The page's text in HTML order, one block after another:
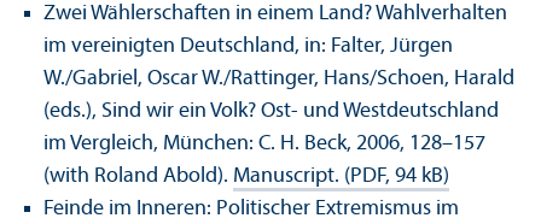
Zwei Wählerschaften in einem Land? Wahlverhalten
im vereinigten Deutschland, in: Falter, Jürgen
W./Gabriel, Oscar W./Rattinger, Hans/Schoen, Harald
(eds.), Sind wir ein Volk? Ost- und Westdeutschland
im Vergleich, München: C. H. Beck, 2006, 128–157
(with Roland Abold). Manuscript. (PDF, 94 kB)
Feinde im Inneren: Politischer Extremismus im